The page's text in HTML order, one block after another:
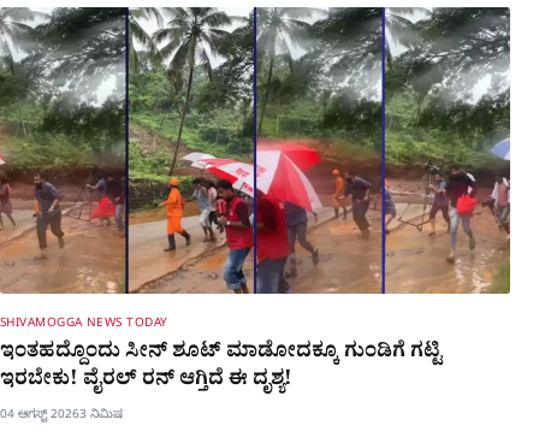
SHIVAMOGGA NEWS TODAY
ಇಂತಹದ್ದೊಂದು ಸೀನ್​ ಶೂಟ್​ ಮಾಡೋದಕ್ಕೂ ಗುಂಡಿಗೆ ಗಟ್ಟಿ
ಇರಬೇಕು! ವೈರಲ್ ರನ್​ ಆಗ್ತಿದೆ ಈ ದೃಶ್ಯ!
04 ಆಗಸ್ಟ್ 20263 ನಿಮಿಷ